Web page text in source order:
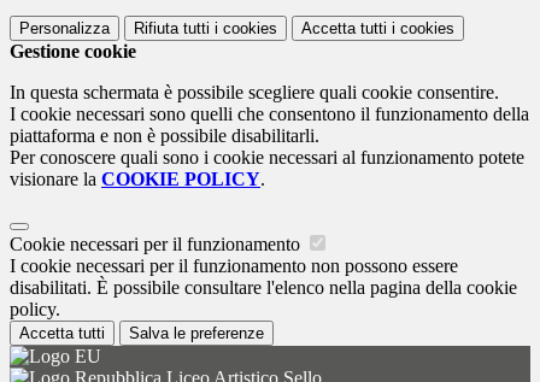
Personalizza Rifiuta tutti i cookies Accetta tutti i cookies
Gestione cookie
In questa schermata è possibile scegliere quali cookie consentire.
I cookie necessari sono quelli che consentono il funzionamento della
piattaforma e non è possibile disabilitarli.
Per conoscere quali sono i cookie necessari al funzionamento potete
visionare la COOKIE POLICY.
Cookie necessari per il funzionamento
I cookie necessari per il funzionamento non possono essere
disabilitati. È possibile consultare l'elenco nella pagina della cookie
policy.
Accetta tutti Salva le preferenze